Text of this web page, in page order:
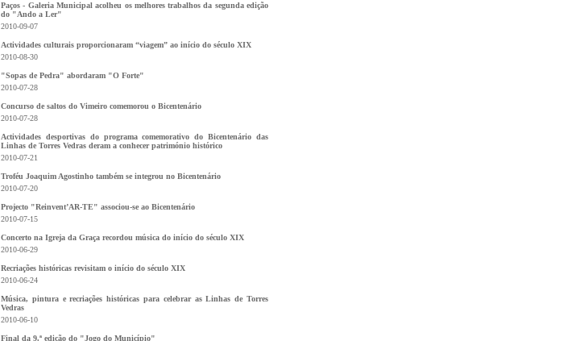
Paços - Galeria Municipal acolheu os melhores trabalhos da segunda edição
do "Ando a Ler"
2010-09-07
Actividades culturais proporcionaram “viagem” ao início do século XIX
2010-08-30
"Sopas de Pedra" abordaram "O Forte"
2010-07-28
Concurso de saltos do Vimeiro comemorou o Bicentenário
2010-07-28
Actividades desportivas do programa comemorativo do Bicentenário das
Linhas de Torres Vedras deram a conhecer património histórico
2010-07-21
Troféu Joaquim Agostinho também se integrou no Bicentenário
2010-07-20
Projecto "Reinvent’AR-TE" associou-se ao Bicentenário
2010-07-15
Concerto na Igreja da Graça recordou música do início do século XIX
2010-06-29
Recriações históricas revisitam o início do século XIX
2010-06-24
Música, pintura e recriações históricas para celebrar as Linhas de Torres
Vedras
2010-06-10
Final da 9.ª edição do "Jogo do Município"